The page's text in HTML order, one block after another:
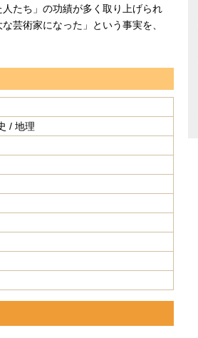
たち」の功績が多く取り上げられ
芸術家になった」という事実を、
/ 地理